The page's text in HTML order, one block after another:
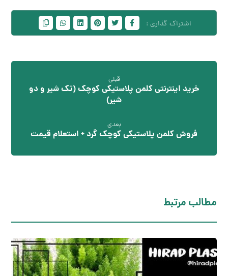
قبلی
خرید اینترنتی کلمن پلاستیکی کوچک (تک شیر و دو
شیر)
بعدی
فروش کلمن پلاستیکی کوچک گرد + استعلام قیمت
مطالب مرتبط